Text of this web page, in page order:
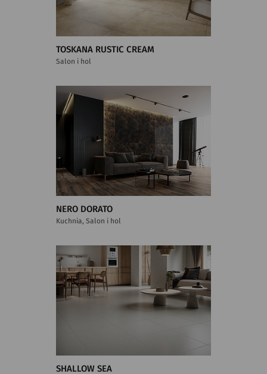
TOSKANA RUSTIC CREAM
Salon i hol
NERO DORATO
Kuchnia, Salon i hol
SHALLOW SEA